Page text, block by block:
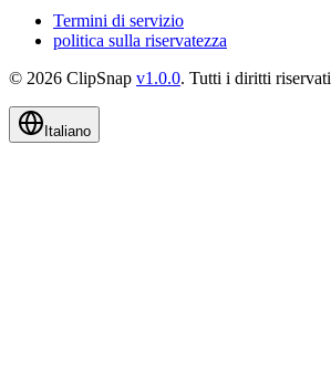
Termini di servizio
politica sulla riservatezza
© 2026 ClipSnap v1.0.0. Tutti i diritti riservati
Italiano